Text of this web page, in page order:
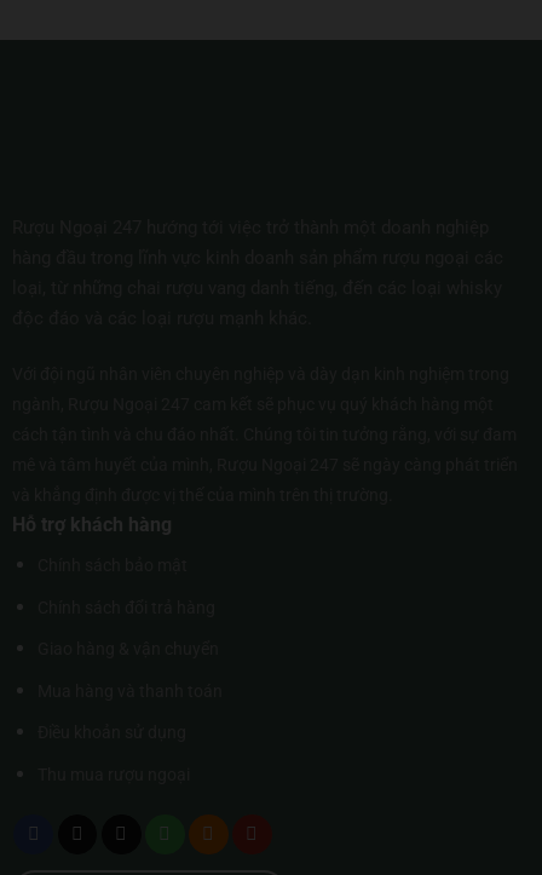
Hỗ trợ khách hàng